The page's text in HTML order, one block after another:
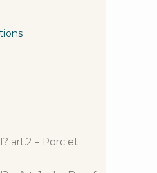
art.2 – Porc et